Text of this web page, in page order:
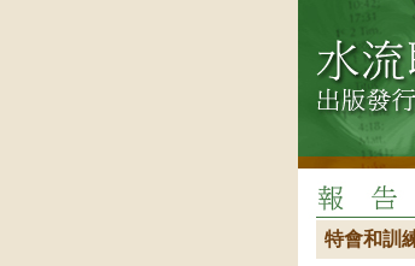
特會和訓